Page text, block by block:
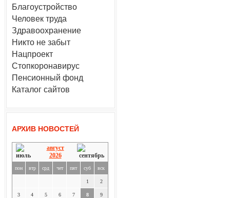
Благоустройство
Человек труда
Здравоохранение
Никто не забыт
Нацпроект
Стопкоронавирус
Пенсионный фонд
Каталог сайтов
АРХИВ НОВОСТЕЙ
август
2026
пон втр срд чет пят суб вск
1 2
3 4 5 6 7 8 9